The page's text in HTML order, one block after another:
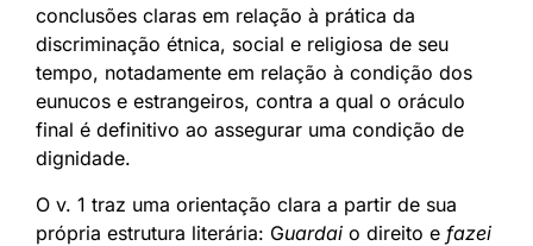
conclusões claras em relação à prática da
discriminação étnica, social e religiosa de seu
tempo, notadamente em relação à condição dos
eunucos e estrangeiros, contra a qual o oráculo
final é definitivo ao assegurar uma condição de
dignidade.
O v. 1 traz uma orientação clara a partir de sua
própria estrutura literária: Guardai o direito e fazei